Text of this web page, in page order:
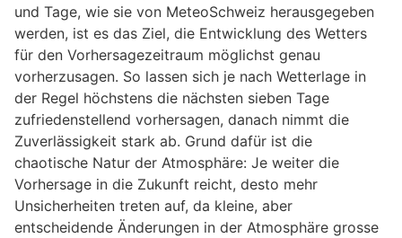
und Tage, wie sie von MeteoSchweiz herausgegeben
werden, ist es das Ziel, die Entwicklung des Wetters
für den Vorhersagezeitraum möglichst genau
vorherzusagen. So lassen sich je nach Wetterlage in
der Regel höchstens die nächsten sieben Tage
zufriedenstellend vorhersagen, danach nimmt die
Zuverlässigkeit stark ab. Grund dafür ist die
chaotische Natur der Atmosphäre: Je weiter die
Vorhersage in die Zukunft reicht, desto mehr
Unsicherheiten treten auf, da kleine, aber
entscheidende Änderungen in der Atmosphäre grosse